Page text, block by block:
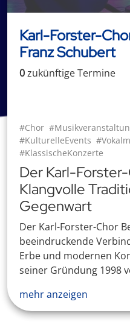
Karl-Forster-
Franz Schubert
0zukünftigeTermine
#Chor
#KulturelleEvents
#KlassischeKonzerte
Der Karl-
Klangvolle
Gegenwart
Der Karl-Forster-Chor
beeindruckende
Erbe und modernen
seiner Gründung 1998
mehr anzeigen